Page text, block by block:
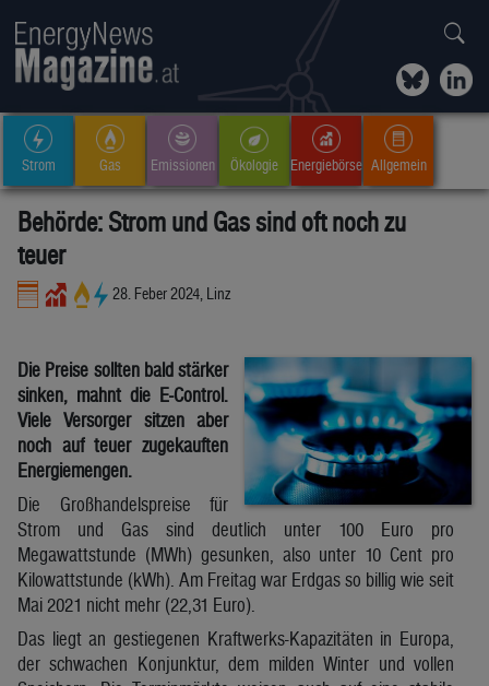
Strom Gas Emissionen Ökologie Energiebörse Allgemein
Behörde: Strom und Gas sind oft noch zu
teuer
28. Feber 2024, Linz
Die Preise sollten bald stärker
sinken, mahnt die E-Control.
Viele Versorger sitzen aber
noch auf teuer zugekauften
Energiemengen.
Die Großhandelspreise für
Strom und Gas sind deutlich unter 100 Euro pro
Megawattstunde (MWh) gesunken, also unter 10 Cent pro
Kilowattstunde (kWh). Am Freitag war Erdgas so billig wie seit
Mai 2021 nicht mehr (22,31 Euro).
Das liegt an gestiegenen Kraftwerks-Kapazitäten in Europa,
der schwachen Konjunktur, dem milden Winter und vollen